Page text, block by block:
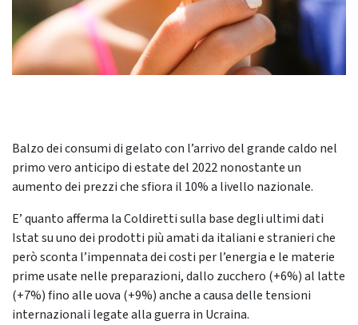
Balzo dei consumi di gelato con l’arrivo del grande caldo nel
primo vero anticipo di estate del 2022 nonostante un
aumento dei prezzi che sfiora il 10% a livello nazionale.
E’ quanto afferma la Coldiretti sulla base degli ultimi dati
Istat su uno dei prodotti più amati da italiani e stranieri che
però sconta l’impennata dei costi per l’energia e le materie
prime usate nelle preparazioni, dallo zucchero (+6%) al latte
(+7%) fino alle uova (+9%) anche a causa delle tensioni
internazionali legate alla guerra in Ucraina.